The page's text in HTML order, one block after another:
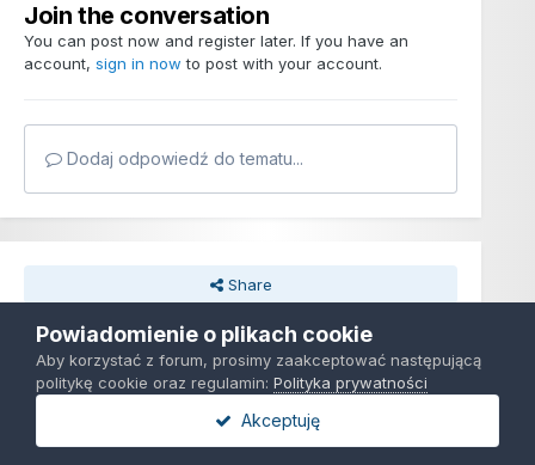
Join the conversation
You can post now and register later. If you have an
account, sign in now to post with your account.
Dodaj odpowiedź do tematu...
Share
Obserwujący
Przejdź do listy tematów
Powiadomienie o plikach cookie
Aby korzystać z forum, prosimy zaakceptować następującą
politykę cookie oraz regulamin: Polityka prywatności
Akceptuję